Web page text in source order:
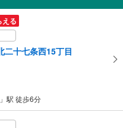
える
二十七条西15丁目
駅 徒歩6分